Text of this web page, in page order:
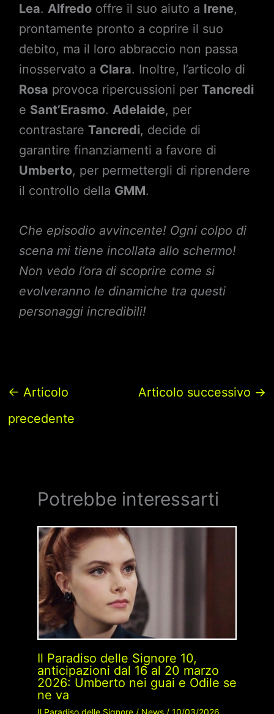
Lea. Alfredooffre il suo aiuto a Irene,
prontamente pronto a coprire il suo
debito, ma il loro abbraccio non passa
inosservato a Clara. Inoltre, l’articolo di
Rosa provoca ripercussioni per Tancredi
e Sant’Erasmo. Adelaide, per
contrastare Tancredi, decide di
garantire finanziamenti a favore di
Umberto, per permettergli di riprendere
il controllo della GMM.
Che episodio avvincente! Ogni colpo di
scena mi tiene incollata allo schermo!
Non vedo l’ora di scoprire come si
evolveranno le dinamiche tra questi
personaggi incredibili!
← Articolo
precedente
Articolo successivo →
Potrebbe interessarti
Il Paradiso delle Signore 10,
anticipazioni dal 16 al 20 marzo
2026: Umberto nei guai e Odile se
ne va
Il Paradiso delle Signore/ News/ 10/03/2026